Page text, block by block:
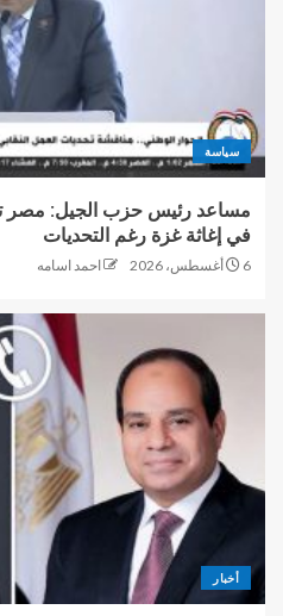
سياسة
مساعد رئيس حزب الجيل: مصر
في إغاثة غزة رغم التحديات
6 أغسطس، 2026 احمد اسامه
أخبار